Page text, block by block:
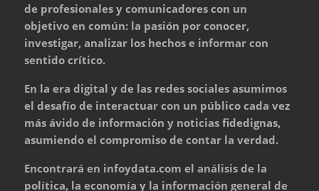
de profesionales y comunicadores con un
objetivo en común: la pasión por conocer,
investigar, analizar los hechos e informar con
sentido crítico.
En la era digital y de las redes sociales asumimos
el desafío de interactuar con un público cada vez
más ávido de información y noticias fidedignas,
asumiendo el compromiso de contar la verdad.
Encontrará en infoydata.com el análisis de la
política, la economía y la información general de